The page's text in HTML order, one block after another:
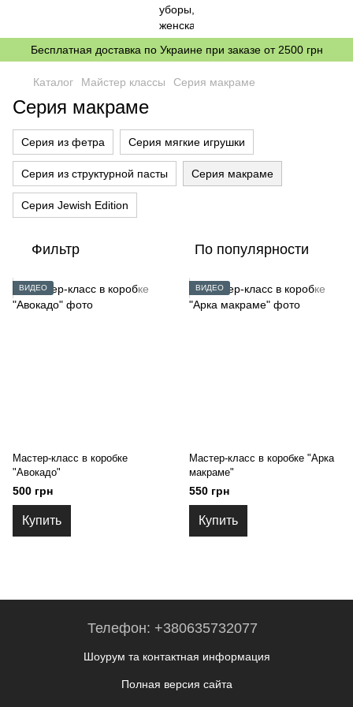
Бесплатная доставка по Украине при заказе от 2500 грн
Каталог Майстер классы Серия макраме
Серия макраме
Серия из фетра Серия мягкие игрушки
Серия из структурной пасты Серия макраме
Серия Jewish Edition
Фильтр По популярности
ВИДЕО
Мастер-класс в коробке
"Авокадо"
500 грн
Купить
ВИДЕО
Мастер-класс в коробке "Арка
макраме"
550 грн
Купить
Телефон: +380635732077
Шоурум та контактная информация
Полная версия сайта